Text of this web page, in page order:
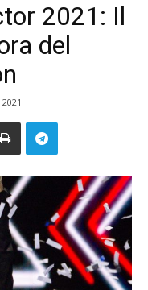
2021: Il
del